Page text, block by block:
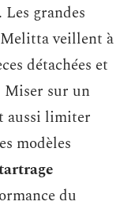
Les grandes
Melitta veillent à
détachées et
Miser sur un
aussi limiter
modèles
du